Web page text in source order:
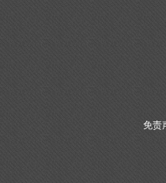
免责